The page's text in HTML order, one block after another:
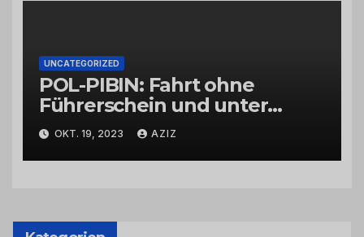
UNCATEGORIZED
POL-PIBIN: Fahrt ohne
Führerschein und unter
Einfluss von Drogen
OKT. 19, 2023 AZIZ